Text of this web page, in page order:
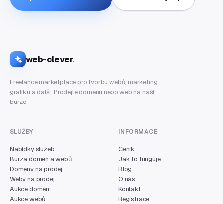
web-clever.
Freelance marketplace pro tvorbu webů, marketing,
grafiku a další. Prodejte doménu nebo web na naší
burze.
SLUŽBY
Nabídky služeb
Burza domén a webů
Domény na prodej
Weby na prodej
Aukce domén
Aukce webů
INFORMACE
Ceník
Jak to funguje
Blog
O nás
Kontakt
Registrace